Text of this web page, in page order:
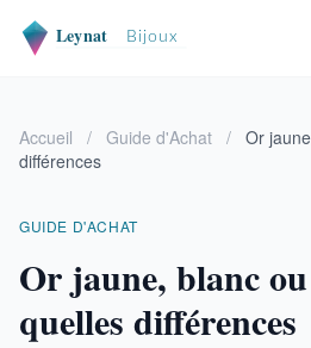
Accueil / Guide d'Achat / Or
différences
GUIDE D'ACHAT
Or jaune, blanc
quelles différences